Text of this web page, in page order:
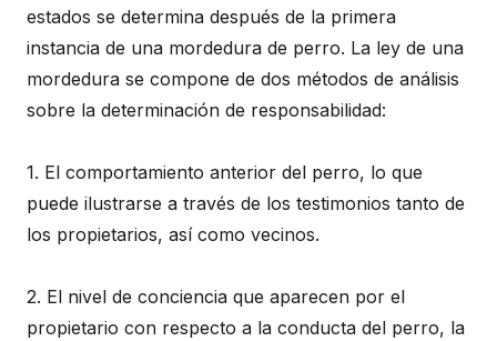
estados se determina después de la primera
instancia de una mordedura de perro. La ley de una
mordedura se compone de dos métodos de análisis
sobre la determinación de responsabilidad:
1. El comportamiento anterior del perro, lo que
puede ilustrarse a través de los testimonios tanto de
los propietarios, así como vecinos.
2. El nivel de conciencia que aparecen por el
propietario con respecto a la conducta del perro, la